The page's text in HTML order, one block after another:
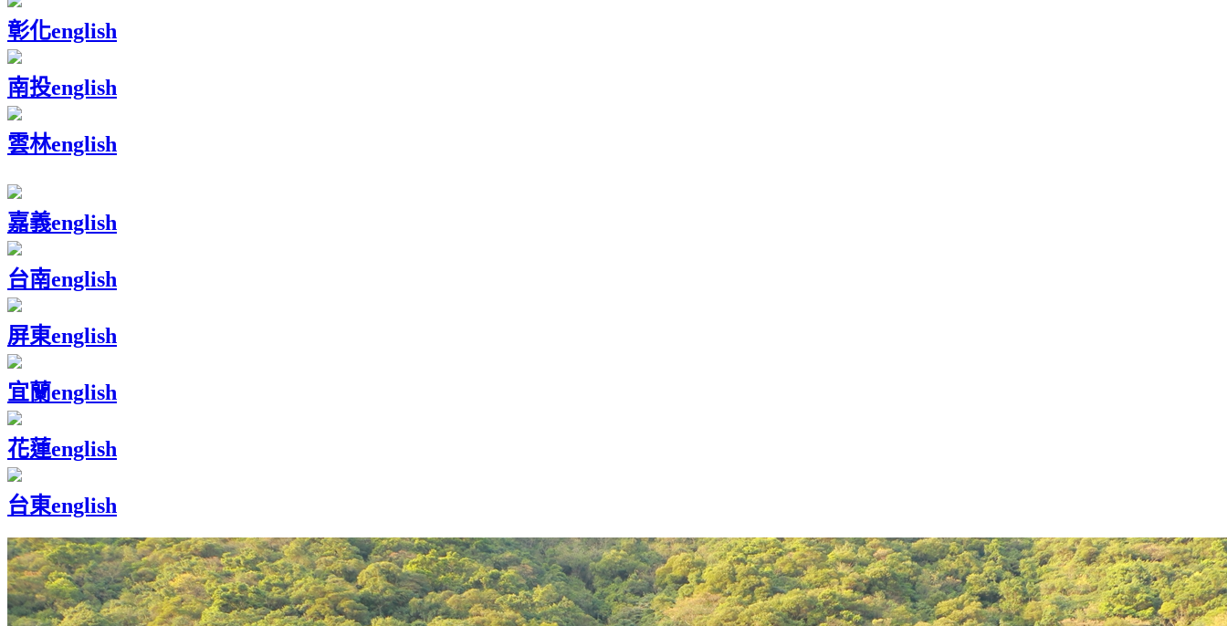
彰化english
南投english
雲林english
嘉義english
台南english
屏東english
宜蘭english
花蓮english
台東english